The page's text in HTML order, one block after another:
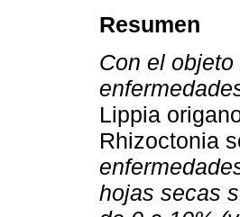
Resumen
Con el
Lippia
Rhizoctonia
hojas secas